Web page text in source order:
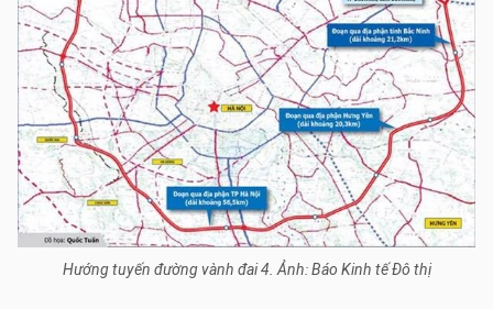
Hướng tuyến đường vành đai 4. Ảnh: Báo Kinh tế Đô thị